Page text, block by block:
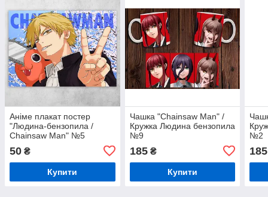
Аніме плакат постер
"Людина-бензопила /
Chainsaw Man" №5
50 ₴
Купити
Чашка "Chainsaw Man" /
Кружка Людина бензопила
№9
185₴
Купити
№2
185